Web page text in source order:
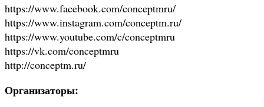
https://www.facebook.com/conceptmru/
https://www.instagram.com/conceptm.ru/
https://www.youtube.com/c/conceptmru
https://vk.com/conceptmru
http://conceptm.ru/
Организаторы: